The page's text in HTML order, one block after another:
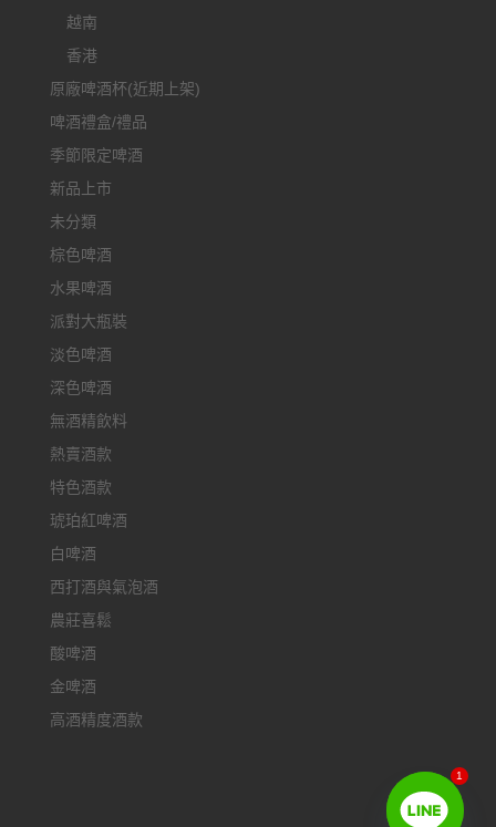
越南
香港
原廠啤酒杯(近期上架)
啤酒禮盒/禮品
季節限定啤酒
新品上市
未分類
棕色啤酒
水果啤酒
派對大瓶裝
淡色啤酒
深色啤酒
無酒精飲料
熱賣酒款
特色酒款
琥珀紅啤酒
白啤酒
西打酒與氣泡酒
農莊喜鬆
酸啤酒
金啤酒
高酒精度酒款
1